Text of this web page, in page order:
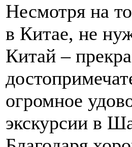
Несмотря на
в Китае, не
Китай –
огромное
экскурсии в